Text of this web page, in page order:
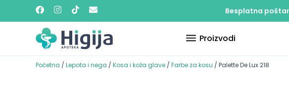
Besplatna
Proizvodi
Početna / Lepota i nega / Kosa i koža glave / Farbe za kosu / Palette De Lux 218